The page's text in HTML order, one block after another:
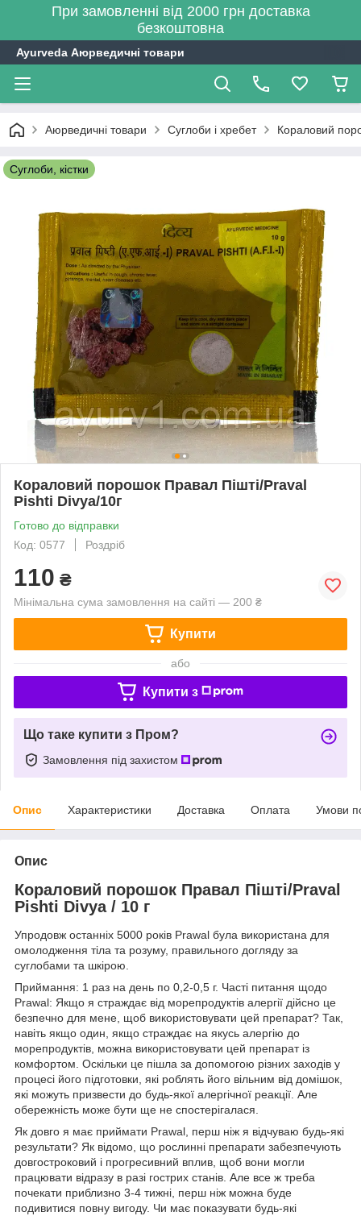
При замовленні від 2000 грн доставка
безкоштовна
Ayurveda Аюрведичні товари
Аюрведичні товари Суглоби і хребет Кораловий
Суглоби, кістки
Кораловий порошок Правал Пішті/Praval
Pishti Divya/10г
Готово до відправки
Код: 0577
Роздріб
110 ₴
Мінімальна сума замовлення на сайті — 200 ₴
Купити
або
Купити з
Що таке купити з Пром?
Замовлення під захистом
Опис Характеристики Доставка Оплата Умови
Опис
Кораловий порошок Правал Пішті/Praval
Pishti Divya / 10 г
Упродовж останніх 5000 років Prawal була використана для
омолодження тіла та розуму, правильного догляду за
суглобами та шкірою.
Приймання: 1 раз на день по 0,2-0,5 г. Часті питання щодо
Prawal: Якщо я страждає від морепродуктів алергії дійсно це
безпечно для мене, щоб використовувати цей препарат? Так,
навіть якщо один, якщо страждає на якусь алергію до
морепродуктів, можна використовувати цей препарат із
комфортом. Оскільки це пішла за допомогою різних заходів у
процесі його підготовки, які роблять його вільним від домішок,
які можуть призвести до будь-якої алергічної реакції. Але
обережність може бути ще не спостерігалася.
Як довго я має приймати Prawal, перш ніж я відчуваю будь-які
результати? Як відомо, що рослинні препарати забезпечують
довгостроковий і прогресивний вплив, щоб вони могли
працювати відразу в разі гострих станів. Але все ж треба
почекати приблизно 3-4 тижні, перш ніж можна буде
подивитися повну вигоду. Чи має показувати будь-які